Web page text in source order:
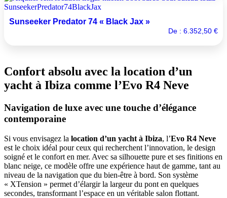
Sunseeker Predator 74 « Black Jax »
De : 6.352,50 €
Confort absolu avec la location d’un
yacht à Ibiza comme l’Evo R4 Neve
Navigation de luxe avec une touche d’élégance
contemporaine
Si vous envisagez la location d’un yacht à Ibiza, l’Evo R4 Neve
est le choix idéal pour ceux qui recherchent l’innovation, le design
soigné et le confort en mer. Avec sa silhouette pure et ses finitions en
blanc neige, ce modèle offre une expérience haut de gamme, tant au
niveau de la navigation que du bien-être à bord. Son système
« XTension » permet d’élargir la largeur du pont en quelques
secondes, transformant l’espace en un véritable salon flottant.